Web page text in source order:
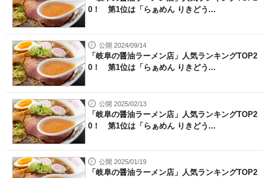
0！ 第1位は「らぁめん りきどう...
公開 2024/09/14
「岐阜の醤油ラーメン店」人気ランキングTOP2
0！ 第1位は「らぁめん りきどう...
公開 2025/02/13
「岐阜の醤油ラーメン店」人気ランキングTOP2
0！ 第1位は「らぁめん りきどう...
公開 2025/01/19
「岐阜の醤油ラーメン店」人気ランキングTOP2